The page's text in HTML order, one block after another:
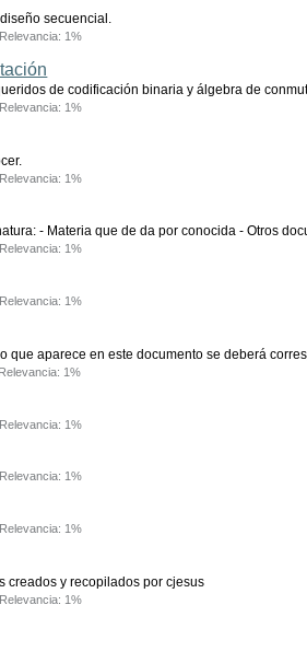
secuencial.
1%
de codificación binaria y álgebra de
1%
1%
- Materia que de da por conocida - Otros
1%
1%
aparece en este documento se deberá
1%
1%
1%
1%
creados y recopilados por cjesus
1%